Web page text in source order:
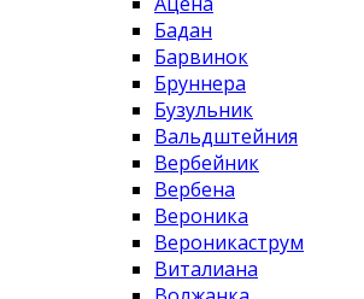
Бадан
Барвинок
Бруннера
Бузульник
Вальдштейния
Вербейник
Вербена
Вероника
Вероникаструм
Виталиана